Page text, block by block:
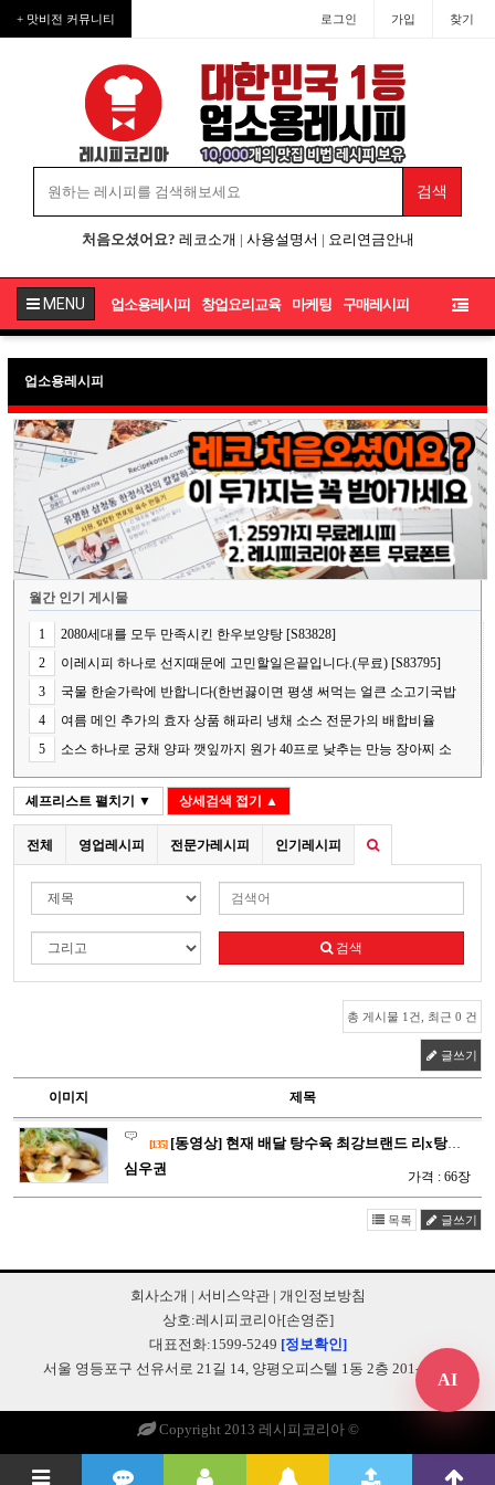
+ 맛비전 커뮤니티 로그인 가입 찾기
처음오셨어요? 레코소개 | 사용설명서 | 요리연금안내
MENU 업소용레시피 창업요리교육 마케팅 구매레시피
업소용레시피
월간 인기 게시물
1
2080세대를 모두 만족시킨 한우보양탕 [S83828]
2
이레시피 하나로 선지때문에 고민할일은끝입니다.(무료) [S83795]
3
국물 한숟가락에 반합니다(한번끓이면 평생 써먹는 얼큰 소고기국밥
의 핵심 비법) [S83848]
4
여름 메인 추가의 효자 상품 해파리 냉채 소스 전문가의 배합비율
[S83787]
5
소스 하나로 궁채 양파 깻잎까지 원가 40프로 낮추는 만능 장아찌 소
스[S83841]
셰프리스트 펼치기 ▼ 상세검색 접기 ▲
전체 영업레시피 전문가레시피 인기레시피
검색
총 게시물 1건, 최근 0 건
글쓰기
이미지 제목
[135] [동영상] 현재 배달 탕수육 최강브랜드 리x탕수육 1타2피 레시…
심우권
가격 : 66장
목록 글쓰기
회사소개 | 서비스약관| 개인정보방침
상호:레시피코리아[손영준]
대표전화:1599-5249 [정보확인]
서울 영등포구 선유서로 21길 14, 양평오피스텔 1동 2층 201-B248
Copyright 2013 레시피코리아 ©
AI